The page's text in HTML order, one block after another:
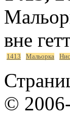
вне
1413 Мальорка
©